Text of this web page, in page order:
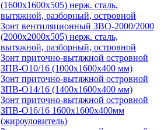
(1600х1600х505) нерж. сталь,
вытяжной, разборный, островной
Зонт вентиляционный ЗВО-2000/2000
(2000х2000х505) нерж. сталь,
вытяжной, разборный, островной
Зонт приточно-вытяжной островной
ЗПВ-О10/16 (1000х1600х400 мм)
Зонт приточно-вытяжной островной
ЗПВ-О14/16 (1400х1600х400 мм)
Зонт приточно-вытяжной островной
ЗПВ-О16/16 1600х1600х400мм
(жироуловитель)